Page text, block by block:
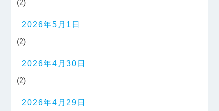
(2)
2026年5月1日
(2)
2026年4月30日
(2)
2026年4月29日